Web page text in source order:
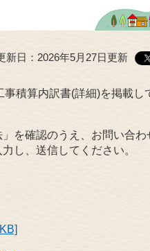
新日：2026年5月27日更新
積算内訳書(詳細)を掲載し
を確認のうえ、お問い合わ
し、送信してください。